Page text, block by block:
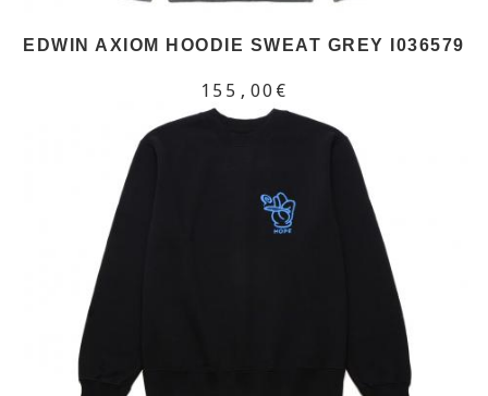
EDWIN AXIOM HOODIE SWEAT GREY I036579
155,00€